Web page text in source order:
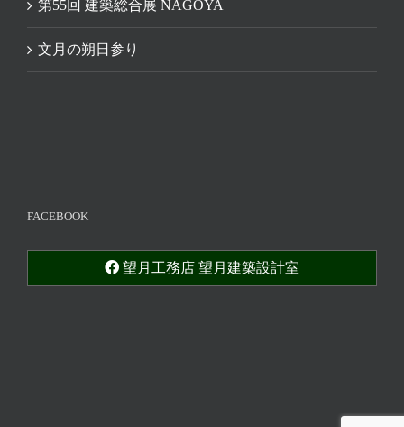
第55回 建築総合展 NAGOYA
文月の朔日参り
FACEBOOK
望月工務店 望月建築設計室